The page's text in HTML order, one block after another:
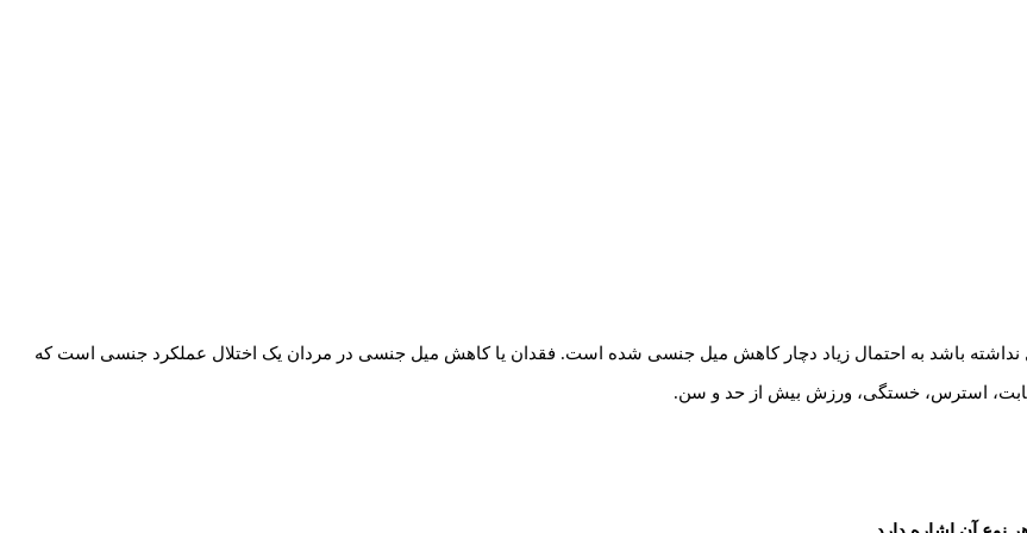
نداشته باشد به احتمال زیاد دچار کاهش میل جنسی شده است. فقدان یا کاهش میل جنسی در مردان یک اختلال عملکرد جنسی است که
دیابت، استرس، خستگی، ورزش بیش از حد و سن.